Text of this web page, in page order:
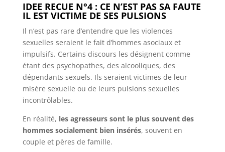
IDEE RECUE N°4 : CE N’EST PAS SA FAUTE
IL EST VICTIME DE SES PULSIONS
Il n’est pas rare d’entendre que les violences
sexuelles seraient le fait d’hommes asociaux et
impulsifs. Certains discours les désignent comme
étant des psychopathes, des alcooliques, des
dépendants sexuels. Ils seraient victimes de leur
misère sexuelle ou de leurs pulsions sexuelles
incontrôlables.
En réalité, les agresseurs sont le plus souvent des
hommes socialement bien insérés, souvent en
couple et pères de famille.